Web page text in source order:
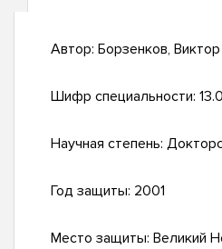
Автор: Борзенков,
Шифр специальности:
Научная степень:
Год защиты: 2001
Место защиты: Великий